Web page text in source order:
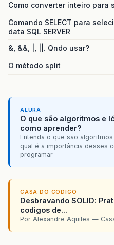
Como converter inteiro para
Comando SELECT para
data SQL SERVER
&, &&, |, ||. Qndo usar?
O método split
ALURA
O que são algoritmos e
como aprender?
Entenda o que são
qual é a importância desses
programar
CASA DO CODIGO
Desbravando SOLID:
codigos de...
Por Alexandre Aquiles —